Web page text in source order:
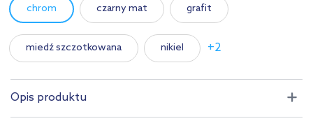
chrom czarny mat grafit
miedź szczotkowana nikiel +2
Opis produktu